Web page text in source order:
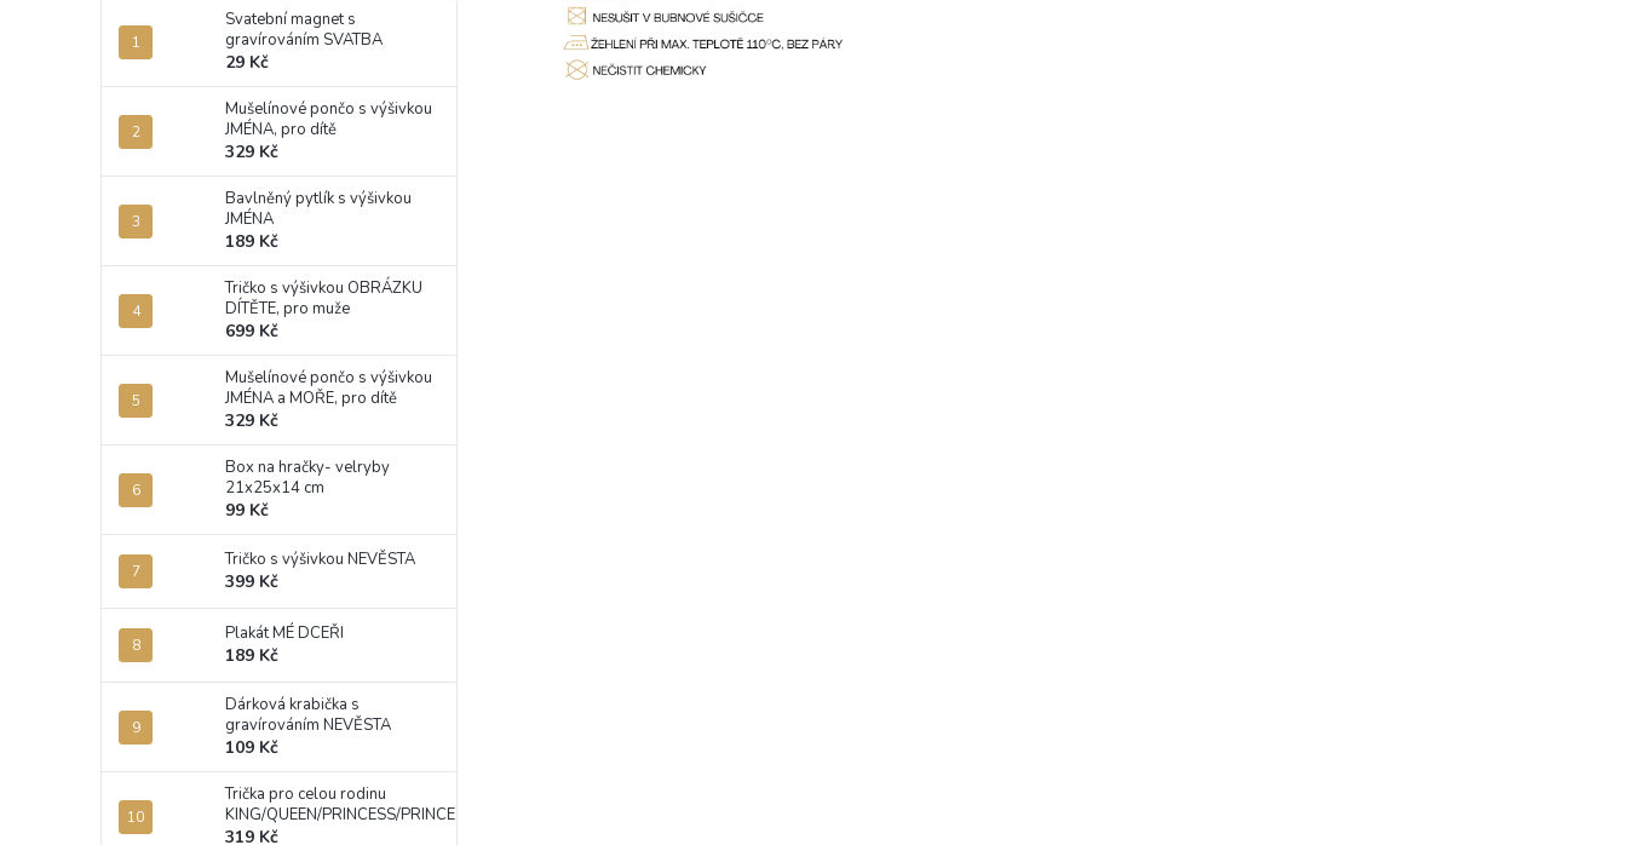
Svatební magnet s
gravírováním SVATBA
29 Kč
Mušelínové pončo s výšivkou
JMÉNA, pro dítě
329 Kč
Bavlněný pytlík s výšivkou
JMÉNA
189 Kč
Tričko s výšivkou OBRÁZKU
DÍTĚTE, pro muže
699 Kč
Mušelínové pončo s výšivkou
JMÉNA a MOŘE, pro dítě
329 Kč
Box na hračky- velryby
21x25x14 cm
99 Kč
Tričko s výšivkou NEVĚSTA
399 Kč
Plakát MÉ DCEŘI
189 Kč
Dárková krabička s
gravírováním NEVĚSTA
109 Kč
Trička pro celou rodinu
KING/QUEEN/PRINCESS/PRINCE
319 Kč